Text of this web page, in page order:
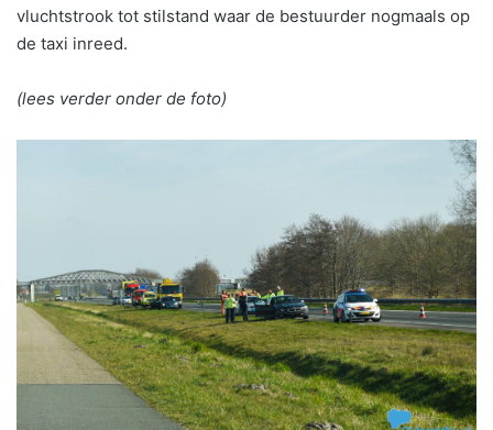
vluchtstrook tot stilstand waar de bestuurder nogmaals op
de taxi inreed.
(lees verder onder de foto)